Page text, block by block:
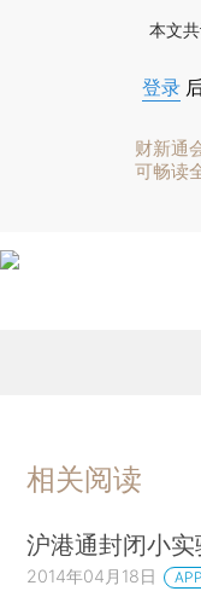
本文
登录
财新通
可畅读
相关阅读
沪港通封闭小实
2014年04月18日